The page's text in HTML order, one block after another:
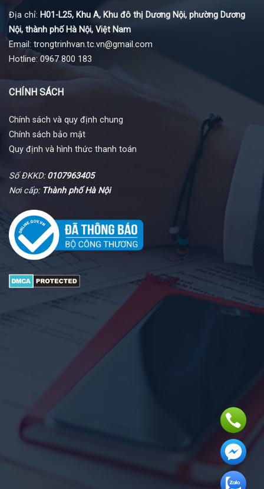
Địa chỉ: H01-L25, Khu A, Khu đô thị Dương Nội, phường Dương
Nội, thành phố Hà Nội, Việt Nam
Email: trongtrinhvan.tc.vn@gmail.com
Hotline: 0967 800 183
CHÍNH SÁCH
Chính sách và quy định chung
Chính sách bảo mật
Quy định và hình thức thanh toán
Số ĐKKD:0107963405
Nơi cấp: Thành phố Hà Nội